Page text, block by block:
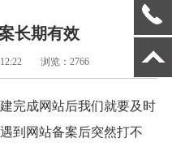
长期有效
浏览：2766
完成网站后我们就要及时
到网站备案后突然打不